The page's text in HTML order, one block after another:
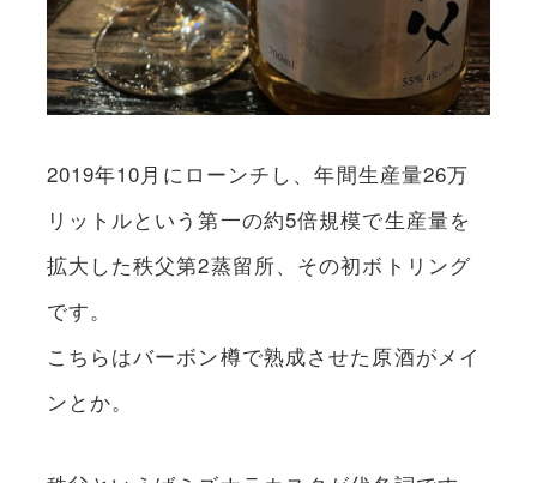
2019年10月にローンチし、年間生産量26万
リットルという第一の約5倍規模で生産量を
拡大した秩父第2蒸留所、その初ボトリング
です。
こちらはバーボン樽で熟成させた原酒がメイ
ンとか。